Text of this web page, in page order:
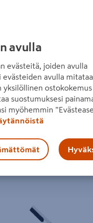
3,99€/kpl
€/ kpl
Lue lisää
avulla
evästeitä, joiden avulla
avulla
ostokokemus
suostumuksesi
myöhemmin